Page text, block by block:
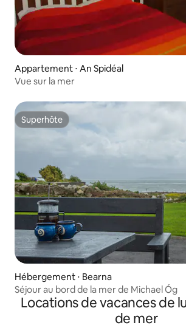
Appartement ⋅ An Spidéal
Vue sur la mer
Superhôte
Superhôte
Hébergement ⋅ Bearna
Séjour au bord de la mer de Michael Óg
Locations de vacances de
de mer